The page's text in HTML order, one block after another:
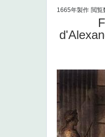
1665年製作 閲覧